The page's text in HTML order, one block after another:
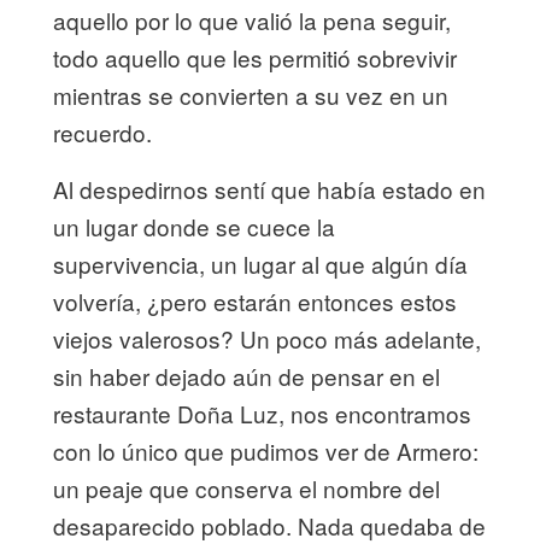
aquello por lo que valió la pena seguir,
todo aquello que les permitió sobrevivir
mientras se convierten a su vez en un
recuerdo.
Al despedirnos sentí que había estado en
un lugar donde se cuece la
supervivencia, un lugar al que algún día
volvería, ¿pero estarán entonces estos
viejos valerosos? Un poco más adelante,
sin haber dejado aún de pensar en el
restaurante Doña Luz, nos encontramos
con lo único que pudimos ver de Armero:
un peaje que conserva el nombre del
desaparecido poblado. Nada quedaba de